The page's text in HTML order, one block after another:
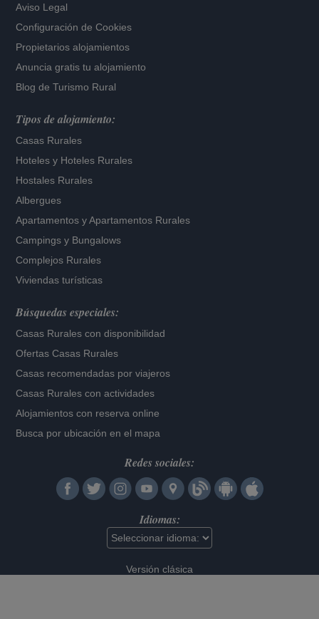
Aviso Legal
Configuración de Cookies
Propietarios alojamientos
Anuncia gratis tu alojamiento
Blog de Turismo Rural
Tipos de alojamiento:
Casas Rurales
Hoteles y Hoteles Rurales
Hostales Rurales
Albergues
Apartamentos yApartamentos Rurales
Campings y Bungalows
Complejos Rurales
Viviendas turísticas
Búsquedas especiales:
Casas Rurales con disponibilidad
Ofertas Casas Rurales
Casas recomendadas por viajeros
Casas Rurales con actividades
Alojamientos con reserva online
Busca por ubicación en el mapa
Redes sociales:
Idiomas:
Versión clásica